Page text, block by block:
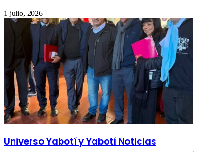
1 julio, 2026
Universo Yabotí y Yabotí Noticias